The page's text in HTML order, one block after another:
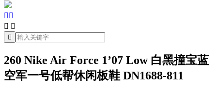
 
 

260 Nike Air Force 1’07 Low 白黑撞宝蓝
空军一号低帮休闲板鞋 DN1688-811